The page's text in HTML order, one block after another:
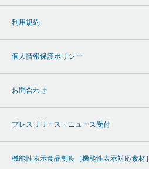
利用規約
個人情報保護ポリシー
お問合わせ
プレスリリース・ニュース受付
機能性表示食品制度［機能性表示対応素材］